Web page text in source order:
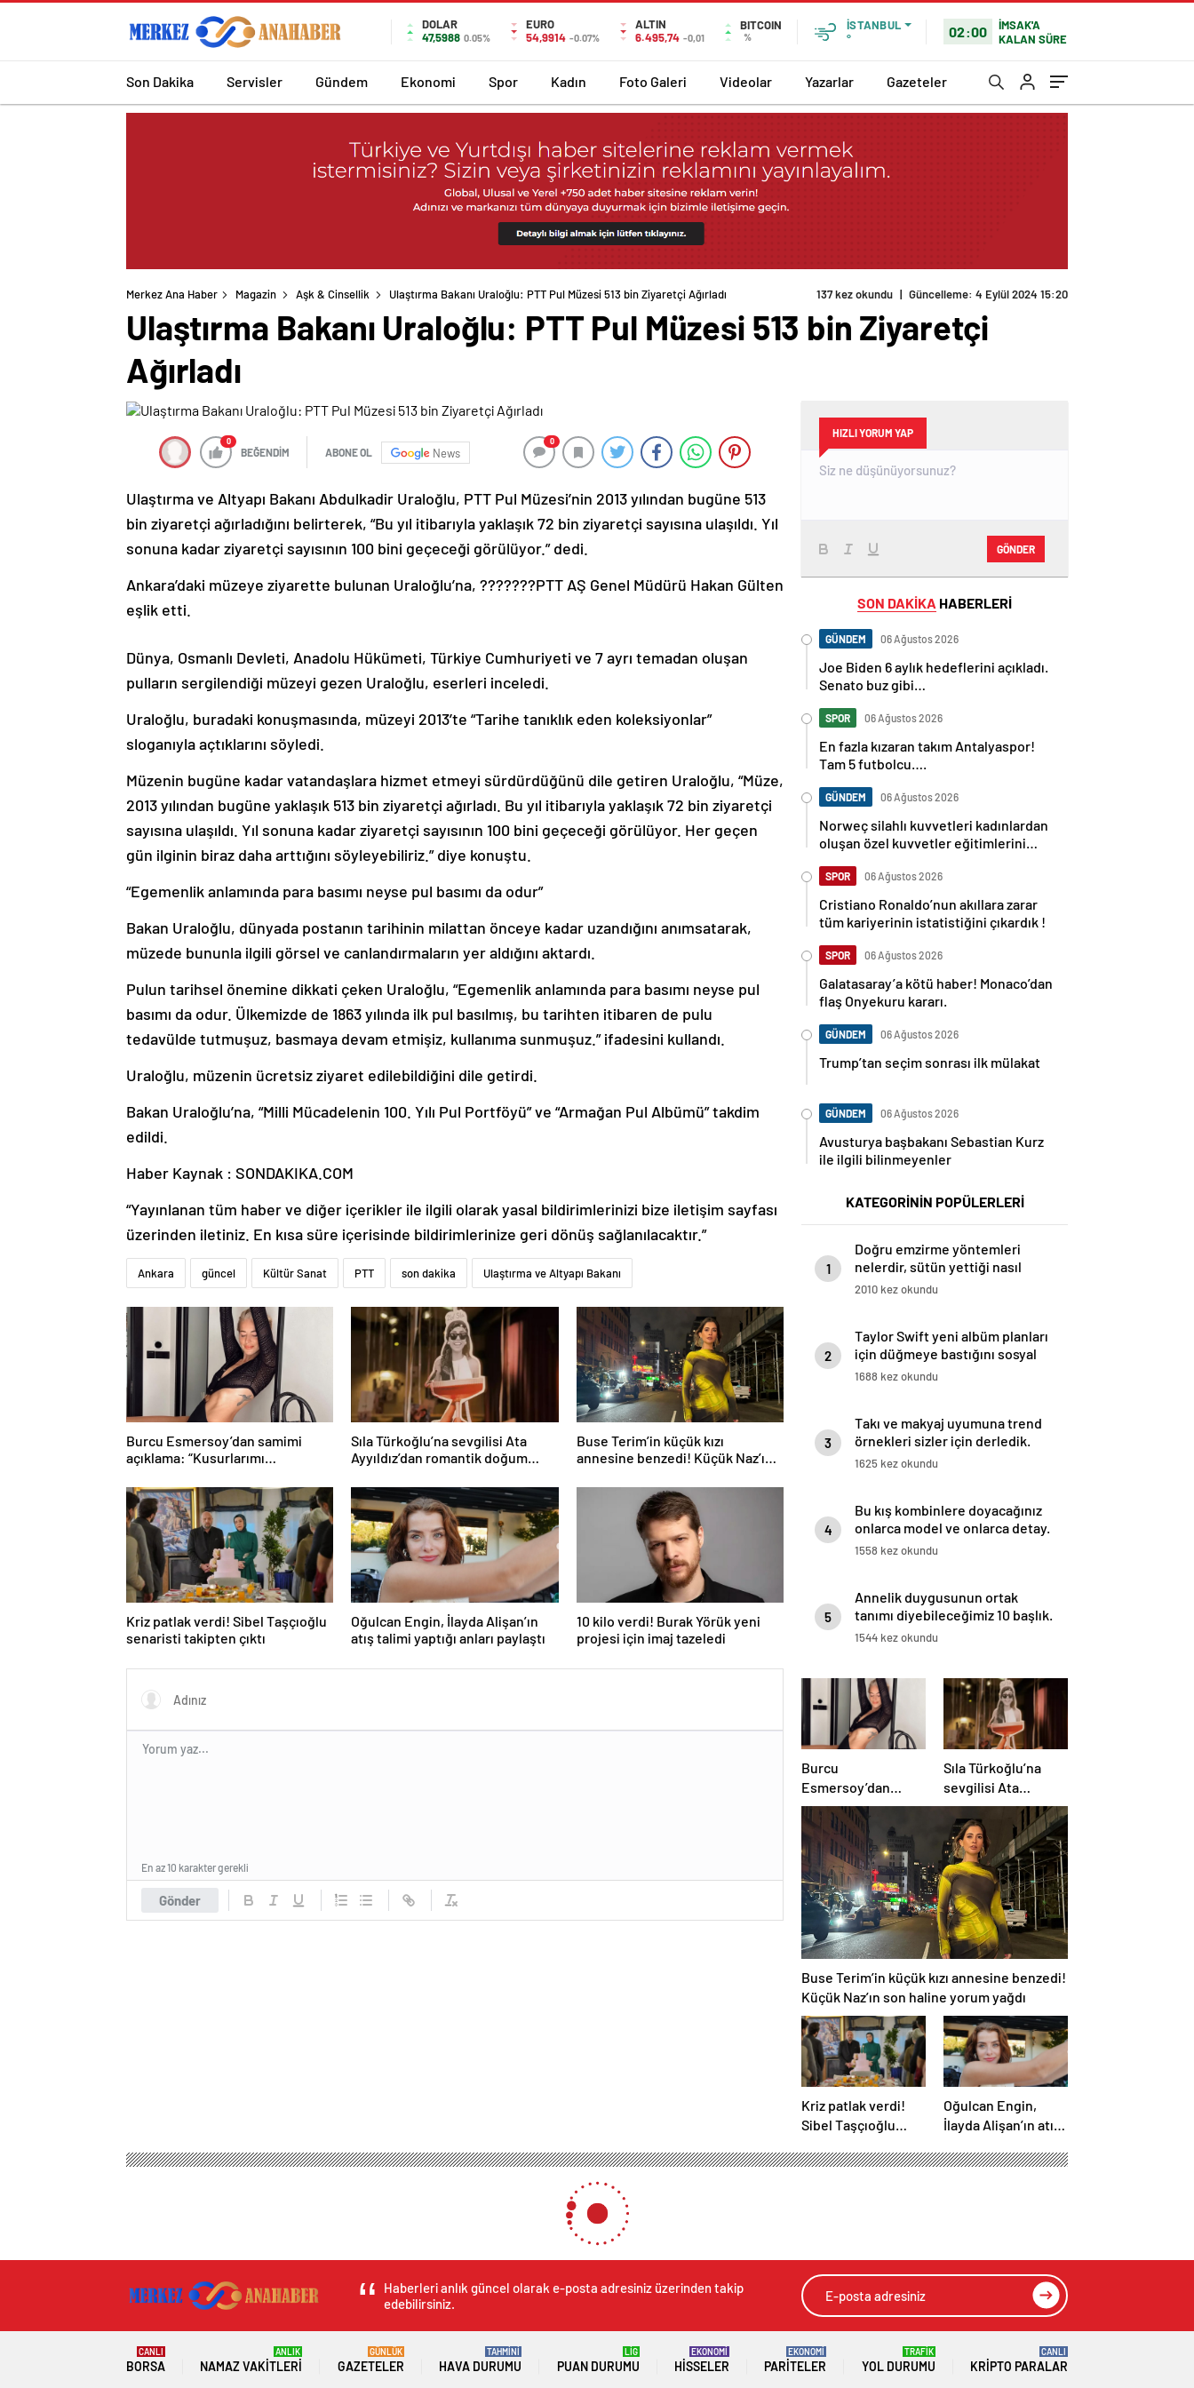
DOLAR
47,5988 0.05%
EURO
54,9914 -0.07%
ALTIN
6.495,74 -0,01
BITCOIN
%
İSTANBUL
°
02:00
İMSAK'A
KALAN SÜRE
Son Dakika Servisler Gündem Ekonomi Spor Kadın Foto Galeri Videolar Yazarlar Gazeteler
Merkez Ana Haber Magazin Aşk & Cinsellik Ulaştırma Bakanı Uraloğlu: PTT Pul Müzesi 513 bin Ziyaretçi Ağırladı 137 kez okundu | Güncelleme: 4 Eylül 2024 15:20
Ulaştırma Bakanı Uraloğlu: PTT Pul Müzesi 513 bin Ziyaretçi
Ağırladı
0
BEĞENDİM ABONE OL News
0
Ulaştırma ve Altyapı Bakanı Abdulkadir Uraloğlu, PTT Pul Müzesi’nin 2013 yılından bugüne 513
bin ziyaretçi ağırladığını belirterek, “Bu yıl itibarıyla yaklaşık 72 bin ziyaretçi sayısına ulaşıldı. Yıl
sonuna kadar ziyaretçi sayısının 100 bini geçeceği görülüyor.” dedi.
Ankara’daki müzeye ziyarette bulunan Uraloğlu’na, ???????PTT AŞ Genel Müdürü Hakan Gülten
eşlik etti.
Dünya, Osmanlı Devleti, Anadolu Hükümeti, Türkiye Cumhuriyeti ve 7 ayrı temadan oluşan
pulların sergilendiği müzeyi gezen Uraloğlu, eserleri inceledi.
Uraloğlu, buradaki konuşmasında, müzeyi 2013’te “Tarihe tanıklık eden koleksiyonlar”
sloganıyla açtıklarını söyledi.
Müzenin bugüne kadar vatandaşlara hizmet etmeyi sürdürdüğünü dile getiren Uraloğlu, “Müze,
2013 yılından bugüne yaklaşık 513 bin ziyaretçi ağırladı. Bu yıl itibarıyla yaklaşık 72 bin ziyaretçi
sayısına ulaşıldı. Yıl sonuna kadar ziyaretçi sayısının 100 bini geçeceği görülüyor. Her geçen
gün ilginin biraz daha arttığını söyleyebiliriz.” diye konuştu.
“Egemenlik anlamında para basımı neyse pul basımı da odur”
Bakan Uraloğlu, dünyada postanın tarihinin milattan önceye kadar uzandığını anımsatarak,
müzede bununla ilgili görsel ve canlandırmaların yer aldığını aktardı.
Pulun tarihsel önemine dikkati çeken Uraloğlu, “Egemenlik anlamında para basımı neyse pul
basımı da odur. Ülkemizde de 1863 yılında ilk pul basılmış, bu tarihten itibaren de pulu
tedavülde tutmuşuz, basmaya devam etmişiz, kullanıma sunmuşuz.” ifadesini kullandı.
Uraloğlu, müzenin ücretsiz ziyaret edilebildiğini dile getirdi.
Bakan Uraloğlu’na, “Milli Mücadelenin 100. Yılı Pul Portföyü” ve “Armağan Pul Albümü” takdim
edildi.
Haber Kaynak : SONDAKIKA.COM
“Yayınlanan tüm haber ve diğer içerikler ile ilgili olarak yasal bildirimlerinizi bize iletişim sayfası
üzerinden iletiniz. En kısa süre içerisinde bildirimlerinize geri dönüş sağlanılacaktır.”
Ankara güncel Kültür Sanat PTT son dakika Ulaştırma ve Altyapı Bakanı
Burcu Esmersoy’dan samimi
açıklama: “Kusurlarımı
Sıla Türkoğlu’na sevgilisi Ata
Ayyıldız’dan romantik doğum
Buse Terim’in küçük kızı
annesine benzedi! Küçük Naz’ın
Kriz patlak verdi! Sibel Taşçıoğlu
senaristi takipten çıktı
Oğulcan Engin, İlayda Alişan’ın
atış talimi yaptığı anları paylaştı
10 kilo verdi! Burak Yörük yeni
projesi için imaj tazeledi
Gönder
En az 10 karakter gerekli
HIZLI YORUM YAP
GÖNDER
SON DAKİKA HABERLERİ
GÜNDEM 06 Ağustos 2026
Joe Biden 6 aylık hedeflerini açıkladı.
Senato buz gibi…
SPOR 06 Ağustos 2026
En fazla kızaran takım Antalyaspor!
Tam 5 futbolcu….
GÜNDEM 06 Ağustos 2026
Norweç silahlı kuvvetleri kadınlardan
oluşan özel kuvvetler eğitimlerini
SPOR 06 Ağustos 2026
Cristiano Ronaldo’nun akıllara zarar
tüm kariyerinin istatistiğini çıkardık !
SPOR 06 Ağustos 2026
Galatasaray’a kötü haber! Monaco’dan
flaş Onyekuru kararı.
GÜNDEM 06 Ağustos 2026
Trump’tan seçim sonrası ilk mülakat
GÜNDEM 06 Ağustos 2026
Avusturya başbakanı Sebastian Kurz
ile ilgili bilinmeyenler
KATEGORİNİN POPÜLERLERİ
1
Doğru emzirme yöntemleri
nelerdir, sütün yettiği nasıl
anlaşılır?
2010 kez okundu
2
Taylor Swift yeni albüm planları
için düğmeye bastığını sosyal
medyadan duyurdu!
1688 kez okundu
3
Takı ve makyaj uyumuna trend
örnekleri sizler için derledik.
1625 kez okundu
4
Bu kış kombinlere doyacağınız
onlarca model ve onlarca detay.
1558 kez okundu
5
Annelik duygusunun ortak
tanımı diyebileceğimiz 10 başlık.
1544 kez okundu
Burcu
Esmersoy’dan
samimi açıklama:
“Kusurlarımı
seviyorum”
Sıla Türkoğlu’na
sevgilisi Ata
Ayyıldız’dan
romantik doğum
günü sürprizi
Buse Terim’in küçük kızı annesine benzedi!
Küçük Naz’ın son haline yorum yağdı
Kriz patlak verdi!
Sibel Taşçıoğlu
çıktı
Oğulcan Engin,
İlayda Alişan’ın atış
paylaştı
Haberleri anlık güncel olarak e-posta adresiniz üzerinden takip
edebilirsiniz.
BORSA
CANLI
NAMAZ VAKITLERI
ANLIK
GAZETELER
GÜNLÜK
HAVA DURUMU
TAHMİNİ
PUAN DURUMU
LİG
HISSELER
EKONOMİ
PARITELER
EKONOMİ
YOL DURUMU
TRAFİK
KRIPTO PARALAR
CANLI